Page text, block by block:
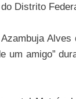
Distrito
um amigo”